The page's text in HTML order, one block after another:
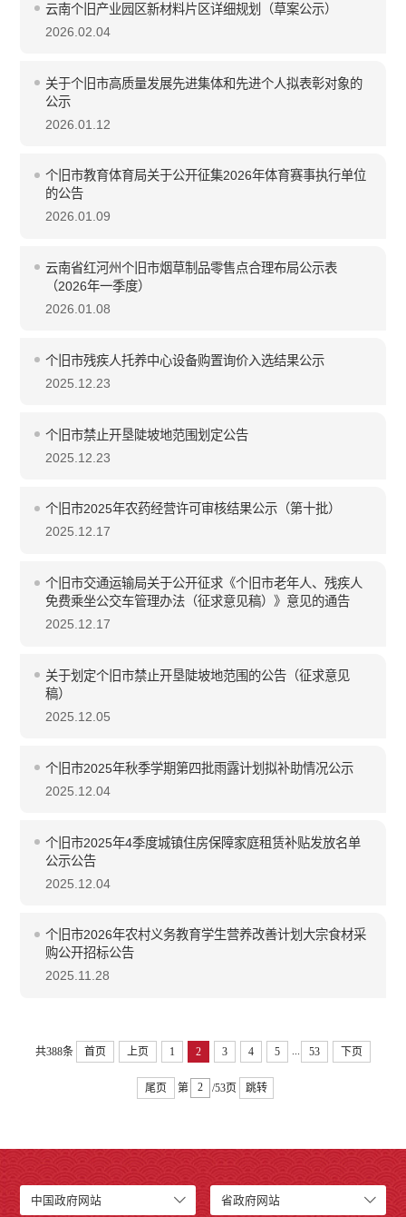
云南个旧产业园区新材料片区详细规划（草案公示）
2026.02.04
关于个旧市高质量发展先进集体和先进个人拟表彰对象的
公示
2026.01.12
个旧市教育体育局关于公开征集2026年体育赛事执行单位
的公告
2026.01.09
云南省红河州个旧市烟草制品零售点合理布局公示表
（2026年一季度）
2026.01.08
个旧市残疾人托养中心设备购置询价入选结果公示
2025.12.23
个旧市禁止开垦陡坡地范围划定公告
2025.12.23
个旧市2025年农药经营许可审核结果公示（第十批）
2025.12.17
个旧市交通运输局关于公开征求《个旧市老年人、残疾人
免费乘坐公交车管理办法（征求意见稿）》意见的通告
2025.12.17
关于划定个旧市禁止开垦陡坡地范围的公告（征求意见
稿）
2025.12.05
个旧市2025年秋季学期第四批雨露计划拟补助情况公示
2025.12.04
个旧市2025年4季度城镇住房保障家庭租赁补贴发放名单
公示公告
2025.12.04
个旧市2026年农村义务教育学生营养改善计划大宗食材采
购公开招标公告
2025.11.28
共388条 首页 上页 1 2 3 4 5 53 下页
尾页 第 /53页 跳转
中国政府网站 省政府网站